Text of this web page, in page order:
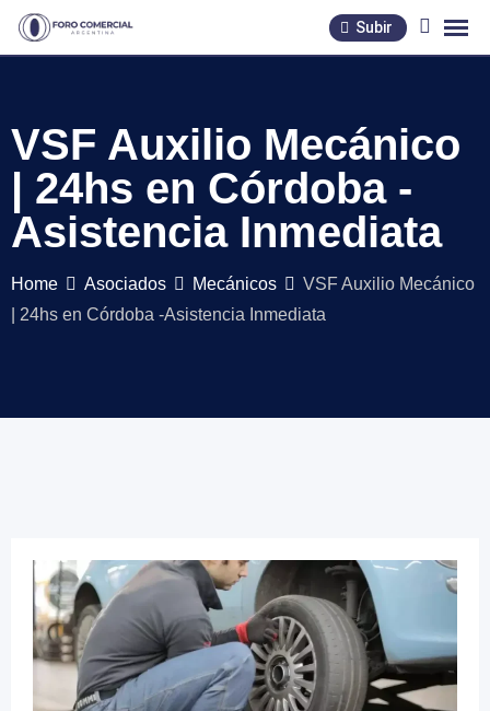
Skip
Subir
VSF Auxilio Mecánico
| 24hs en Córdoba -
Asistencia Inmediata
Home Asociados Mecánicos
VSF Auxilio Mecánico
| 24hs en Córdoba -Asistencia Inmediata